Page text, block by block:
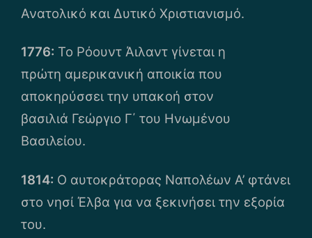
Ανατολικό και Δυτικό Χριστιανισμό.
1776: Το Ρόουντ Άιλαντ γίνεται η
πρώτη αμερικανική αποικία που
αποκηρύσσει την υπακοή στον
βασιλιά Γεώργιο Γ΄ του Ηνωμένου
Βασιλείου.
1814: Ο αυτοκράτορας Ναπολέων Α’ φτάνει
στο νησί Έλβα για να ξεκινήσει την εξορία
του.